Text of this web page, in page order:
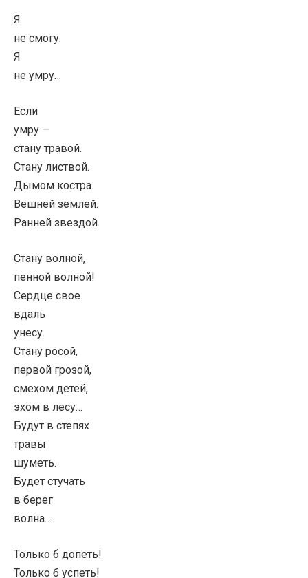
Я
не смогу.
Я
не умру…
Если
умру —
стану травой.
Стану листвой.
Дымом костра.
Вешней землей.
Ранней звездой.
Стану волной,
пенной волной!
Сердце свое
вдаль
унесу.
Стану росой,
первой грозой,
смехом детей,
эхом в лесу…
Будут в степях
травы
шуметь.
Будет стучать
в берег
волна…
Только б допеть!
Только б успеть!